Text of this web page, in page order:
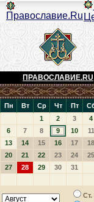
Православие.Ru
ПРАВОСЛАВИЕ.RU
Пн Вт Ср Чт Пт
1
2 3 4
6
7 8 9 10 11
13
14 15 16 17 18
20
21 22 23 24 25
27
28 29 30 31
Ст.